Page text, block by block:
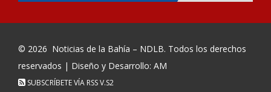
© 2026 Noticias de la Bahía – NDLB. Todos los derechos
reservados | Diseño y Desarrollo: AM
SUBSCRÍBETE VÍA RSSV.S2